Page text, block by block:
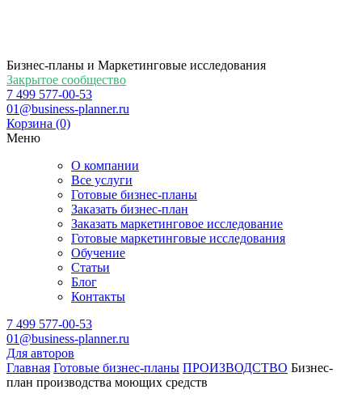
Бизнес-планы и Маркетинговые исследования
Закрытое сообщество
7 499 577-00-53
01@business-planner.ru
Корзина (0)
Меню
О компании
Все услуги
Готовые бизнес-планы
Заказать бизнес-план
Заказать маркетинговое исследование
Готовые маркетинговые исследования
Обучение
Статьи
Блог
Контакты
7 499 577-00-53
01@business-planner.ru
Для авторов
Главная Готовые бизнес-планы ПРОИЗВОДСТВО Бизнес-
план производства моющих средств